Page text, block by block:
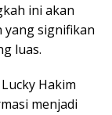
ini akan
yang signifikan
luas.
Hakim
menjadi